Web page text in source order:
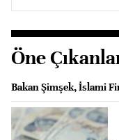
Öne
Bakan Şimşek, İslami